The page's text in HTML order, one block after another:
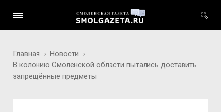
Главная
Новости
В колонию Смоленской области пытались доставить
запрещённые предметы